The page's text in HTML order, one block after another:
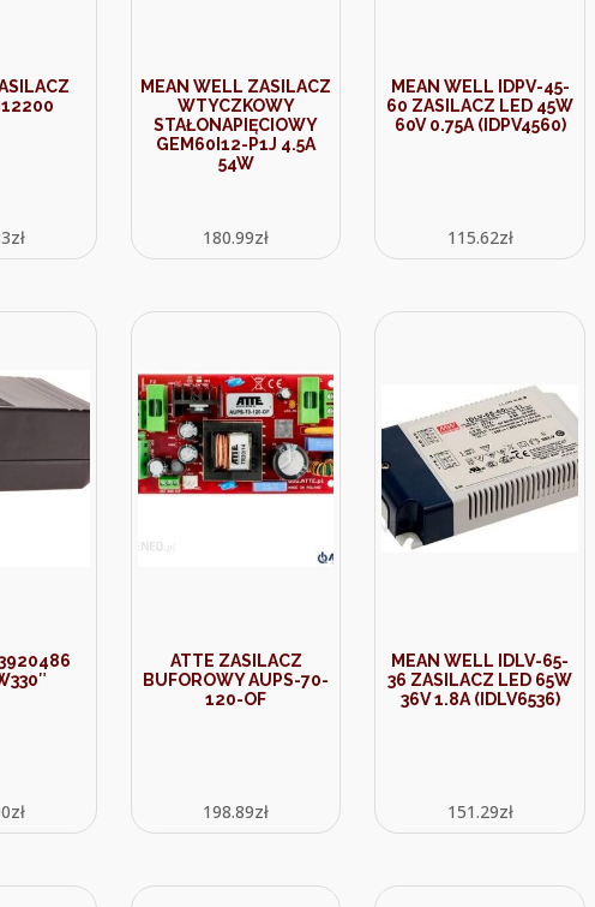
zł
MEAN WELL ZASILACZ
WTYCZKOWY
STAŁONAPIĘCIOWY
GEM60I12-P1J 4.5A
54W
180.99zł
MEAN WELL IDPV-45-
60 ZASILACZ LED 45W
60V 0.75A (IDPV4560)
115.62zł
zł
ATTE ZASILACZ
BUFOROWY AUPS-70-
120-OF
198.89zł
MEAN WELL IDLV-65-
36 ZASILACZ LED 65W
36V 1.8A (IDLV6536)
151.29zł